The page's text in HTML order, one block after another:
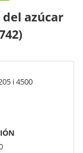
azúcar
i 4500